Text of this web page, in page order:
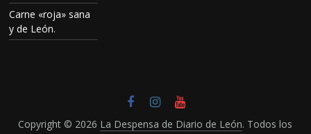
Carne «roja» sana
y de León.
Copyright © 2026 La Despensa de Diario de León. Todos los